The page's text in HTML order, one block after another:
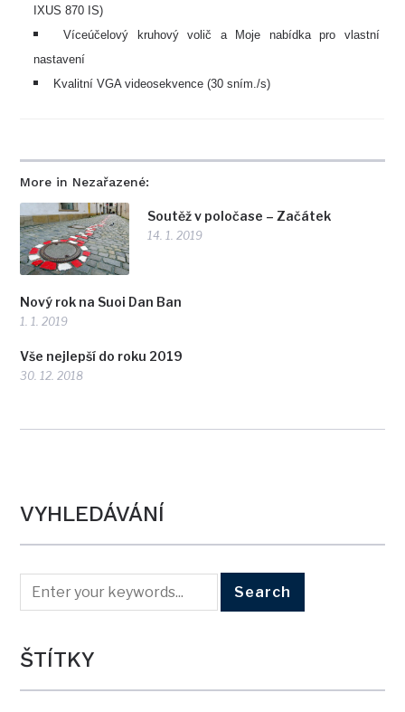
More in Nezařazené:
Soutěž v poločase – Začátek
14. 1. 2019
Nový rok na Suoi Dan Ban
1. 1. 2019
Vše nejlepší do roku 2019
30. 12. 2018
IXUS 870 IS)
Víceúčelový kruhový volič a Moje nabídka pro vlastní
nastavení
Kvalitní VGA videosekvence (30 sním./s)
VYHLEDÁVÁNÍ
ŠTÍTKY